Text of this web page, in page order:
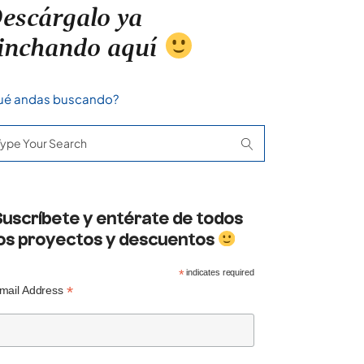
ya
aquí
andas buscando?
y entérate de todos
proyectos y descuentos
*indicates required
Address *